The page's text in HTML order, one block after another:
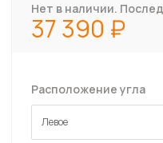
Нет в наличии.
37 390
Расположение угла
Левое